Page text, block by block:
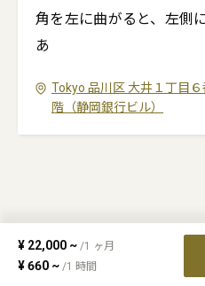
角を左に曲がると、左側
あ
Tokyo 品川区大井１丁目６
階（静岡銀行ビル）
¥ 22,000 ~ /1 ヶ月
¥660 ~ /1 時間